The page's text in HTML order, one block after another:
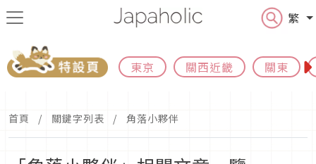
繁
東京 關西近畿 關東
首頁 關鍵字列表 角落小夥伴